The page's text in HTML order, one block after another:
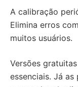
A calibração
Elimina erros
muitos usuários.
Versões
essenciais. Já